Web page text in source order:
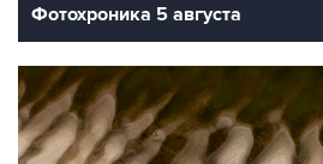
Фотохроника 5 августа